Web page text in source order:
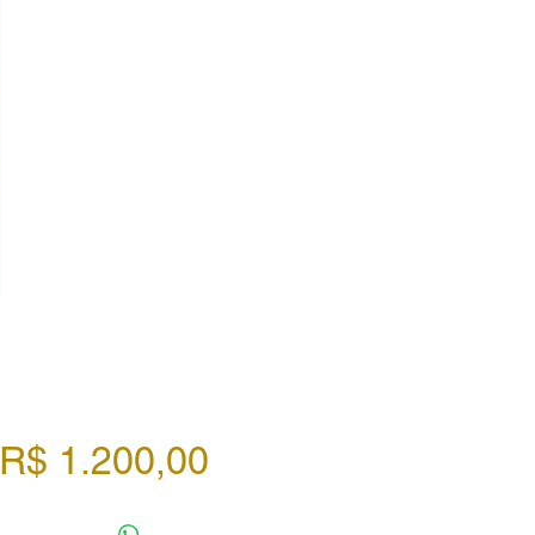
R$ 1.200,00Preço